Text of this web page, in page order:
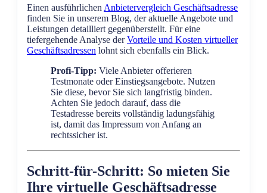
Einen ausführlichen Anbietervergleich Geschäftsadresse
finden Sie in unserem Blog, der aktuelle Angebote und
Leistungen detailliert gegenüberstellt. Für eine
tiefergehende Analyse derVorteile und Kosten virtueller
Geschäftsadressen lohnt sich ebenfalls ein Blick.
Profi-Tipp: Viele Anbieter offerieren
Testmonate oder Einstiegsangebote. Nutzen
Sie diese, bevor Sie sich langfristig binden.
Achten Sie jedoch darauf, dass die
Testadresse bereits vollständig ladungsfähig
ist, damit das Impressum von Anfang an
rechtssicher ist.
Schritt-für-Schritt: So mieten Sie
Ihre virtuelle Geschäftsadresse